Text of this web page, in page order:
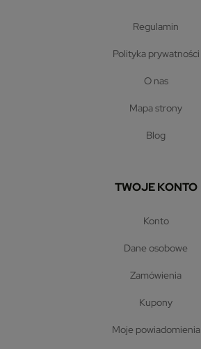
regulamin
polityka prywatności
o nas
mapa strony
blog
TWOJE KONTO
konto
dane osobowe
zamówienia
kupony
moje powiadomienia